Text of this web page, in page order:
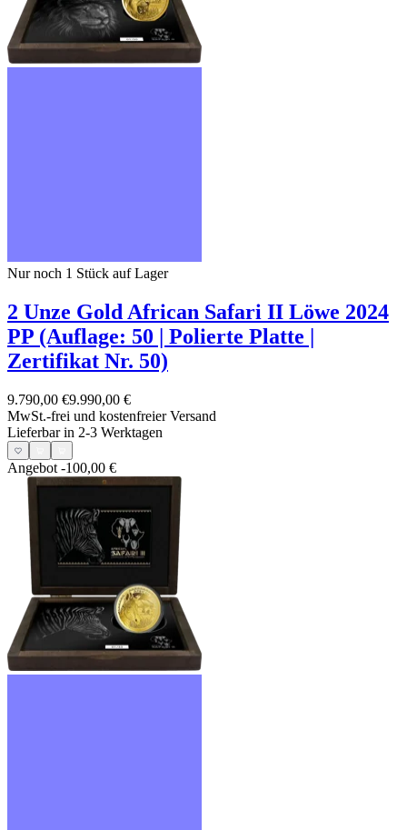
Nur noch 1 Stück auf Lager
2 Unze Gold African Safari II Löwe 2024
PP (Auflage: 50 | Polierte Platte |
Zertifikat Nr. 50)
9.790,00 €9.990,00 €
MwSt.-frei und kostenfreier Versand
Lieferbar in 2-3 Werktagen
Angebot -100,00 €